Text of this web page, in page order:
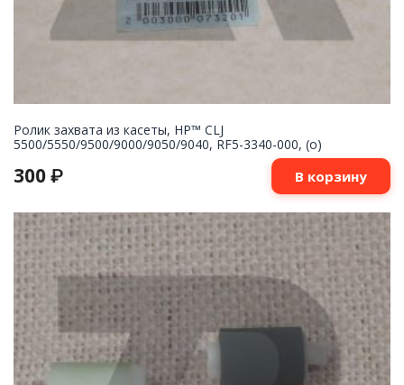
Ролик захвата из касеты, HP™ CLJ
5500/5550/9500/9000/9050/9040, RF5-3340-000, (o)
300 ₽ В корзину